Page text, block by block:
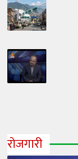
रोजगारी